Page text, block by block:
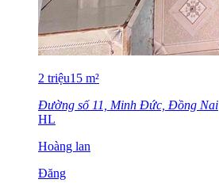
2 triệu15 m²
Đường số 11, Minh Đức, Đồng Nai
HL
Hoàng lan
Đăng